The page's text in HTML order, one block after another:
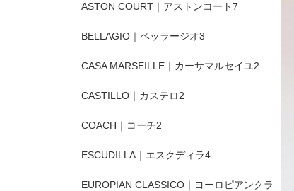
ASTON COURT｜アストンコート7
BELLAGIO｜ベッラージオ3
CASA MARSEILLE｜カーサマルセイユ2
CASTILLO｜カステロ2
COACH｜コーチ2
ESCUDILLA｜エスクディラ4
EUROPIAN CLASSICO｜ヨーロピアンクラ